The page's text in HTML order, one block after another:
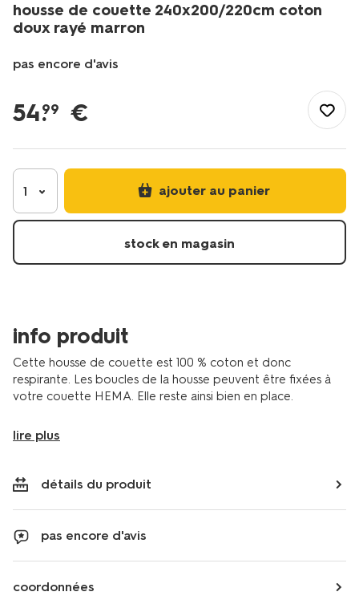
housse de couette 240x200/220cm coton
doux rayé marron
pas encore d'avis
fr/literie/linge-
de-
de-
couette/housse-
de-
240x200%2F220cm-
54.
99 €
1 ajouter au panier
stock en magasin
info produit
Cette housse de couette est 100 % coton et donc
respirante. Les boucles de la housse peuvent être fixées à
votre couette HEMA. Elle reste ainsi bien en place.
lire plus
détails du produit
pas encore d'avis
coordonnées